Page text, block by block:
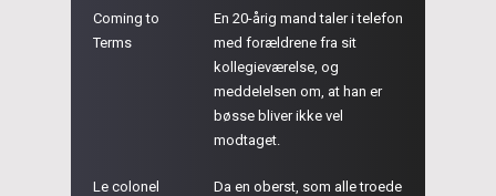
Coming to
Terms
En 20-årig mand taler i telefon
med forældrene fra sit
kollegieværelse, og
meddelelsen om, at han er
bøsse bliver ikke vel
modtaget.
Le colonel
Da en oberst, som alle troede